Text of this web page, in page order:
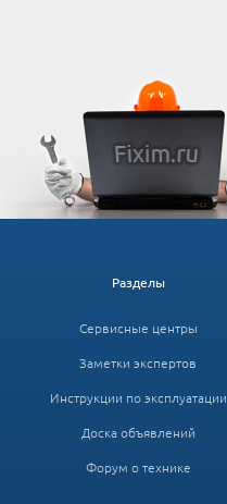
Разделы
Сервисные центры
Заметки экспертов
Инструкции по эксплуатации
Доска объявлений
Форум о технике